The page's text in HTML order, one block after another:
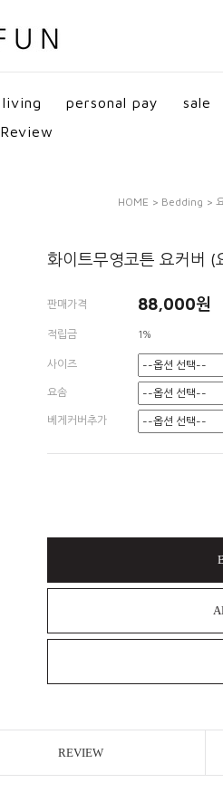
living personal pay
sale
Review
HOME > Bedding >
화이트무영코튼 요커버 (
판매가격 88,000원
적립금 1%
사이즈
요솜
베게커버추가
REVIEW